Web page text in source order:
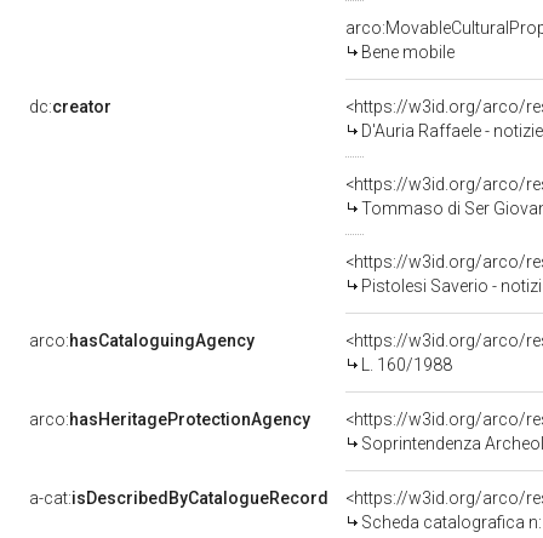
Bene mobile
dc:creator
<https://w3id.org/arco/
D'Auria Raffaele -
<https://w3id.org/arco/
Tommaso di Ser
<https://w3id.org/arco/
Pistolesi Saverio -
arco:hasCataloguingAgency
<https://w3id.org/arco/
L. 160/1988
arco:hasHeritageProtectionAgency
<https://w3id.org/arco/
Soprintendenza
a-cat:isDescribedByCatalogueRecord
<https://w3id.org/arco/
Scheda catalografica